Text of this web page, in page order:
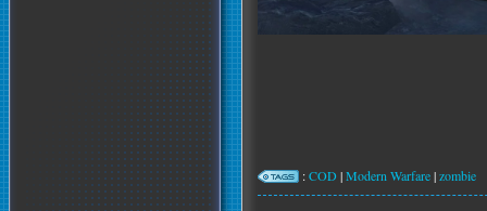
:COD |Modern Warfare|zombie